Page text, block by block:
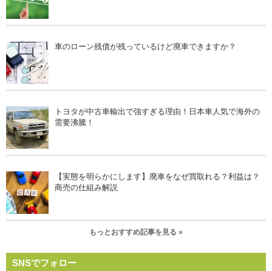
車のローン残債が残っているけど廃車できますか？
トヨタが中古車輸出で強すぎる理由！日本車人気で海外の
需要沸騰！
【実態を明らかにします】廃車をなぜ買取れる？利益は？
商売の仕組み解説
もっとおすすめ記事を見る »
SNSでフォロー